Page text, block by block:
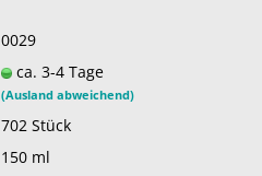
0029
ca. 3-4 Tage
(Ausland abweichend)
702Stück
150 ml